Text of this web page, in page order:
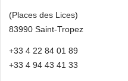
(Places des Lices)
83990 Saint-Tropez
+33 4 22 84 01 89
+33 4 94 43 41 33